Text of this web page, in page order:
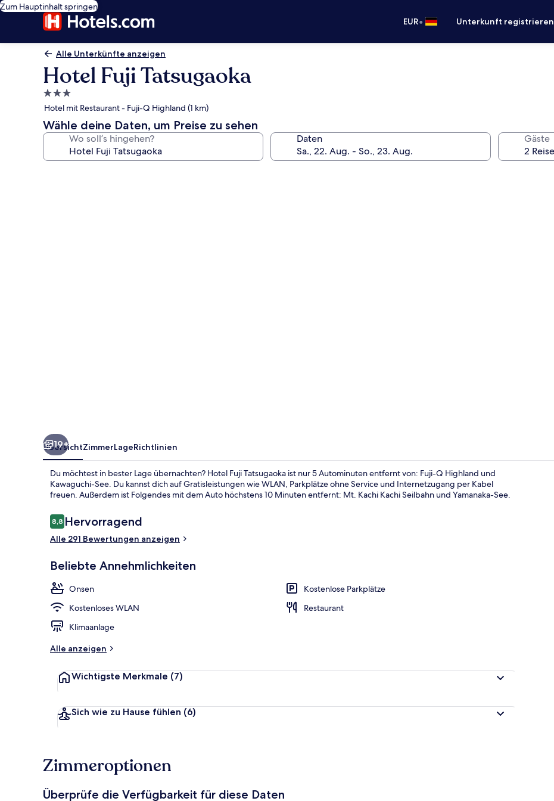
Zum Hauptinhalt springen
EUR• Unterkunft registrieren
Alle Unterkünfte anzeigen
Hotel Fuji Tatsugaoka
3.0-
Sterne-
Unterkunft
Hotel mit Restaurant - Fuji-Q Highland (1 km)
Wähle deine Daten, um Preise zu sehen
Wo soll’s hingehen? Daten Gäste
19+
ÜbersichtZimmerLageRichtlinien
Du möchtest in bester Lage übernachten? Hotel Fuji Tatsugaoka ist nur 5 Autominuten entfernt von: Fuji-Q Highland und
Kawaguchi-See. Du kannst dich auf Gratisleistungen wie WLAN, Parkplätze ohne Service und Internetzugang per Kabel
freuen. Außerdem ist Folgendes mit dem Auto höchstens 10 Minuten entfernt: Mt. Kachi Kachi Seilbahn und Yamanaka-See.
Bewertungen
8,88,8 von 10.
Hervorragend
Alle 291 Bewertungen anzeigen
Beliebte Annehmlichkeiten
Onsen
Kostenlose Parkplätze
Kostenloses WLAN
Restaurant
Klimaanlage
Alle anzeigen
Wichtigste Merkmale (7)
Sich wie zu Hause fühlen (6)
Zimmeroptionen
Überprüfe die Verfügbarkeit für diese Daten